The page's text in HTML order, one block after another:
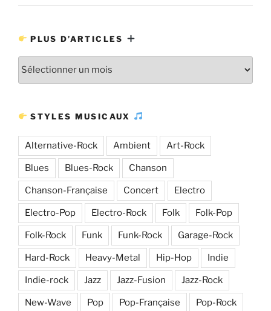
PLUS D’ARTICLES
STYLES MUSICAUX
Alternative-Rock Ambient Art-Rock
Blues Blues-Rock Chanson
Chanson-Française Concert Electro
Electro-Pop Electro-Rock Folk Folk-Pop
Folk-Rock Funk Funk-Rock Garage-Rock
Hard-Rock Heavy-Metal Hip-Hop Indie
Indie-rock Jazz Jazz-Fusion Jazz-Rock
New-Wave Pop Pop-Française Pop-Rock